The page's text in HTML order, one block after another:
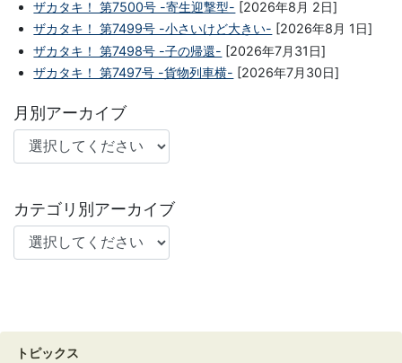
ザカタキ！ 第7500号 -寄生迎撃型- [2026年8月 2日]
ザカタキ！ 第7499号 -小さいけど大きい- [2026年8月 1日]
ザカタキ！ 第7498号 -子の帰還- [2026年7月31日]
ザカタキ！ 第7497号 -貨物列車横- [2026年7月30日]
月別アーカイブ
カテゴリ別アーカイブ
トピックス